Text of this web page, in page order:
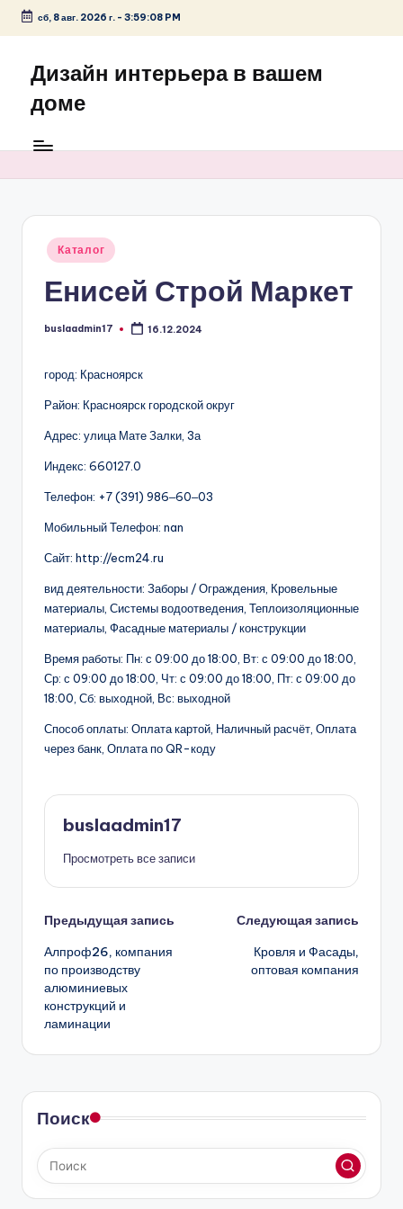
Перейти
содержимому
сб, 8 авг. 2026 г.- 3:59:08 PM
Дизайн интерьера в вашем
доме
Опубликовано
Каталог
Енисей Строй Маркет
Запись
buslaadmin17 16.12.2024
город: Красноярск
Район: Красноярск городской округ
Адрес: улица Мате Залки, 3а
Индекс: 660127.0
Телефон: +7 (391) 986‒60‒03
Мобильный Телефон: nan
Сайт: http://ecm24.ru
вид деятельности: Заборы / Ограждения, Кровельные
материалы, Системы водоотведения, Теплоизоляционные
материалы, Фасадные материалы / конструкции
Время работы: Пн: с 09:00 до 18:00, Вт: с 09:00 до 18:00,
Ср: с 09:00 до 18:00, Чт: с 09:00 до 18:00, Пт: с 09:00 до
18:00, Сб: выходной, Вс: выходной
Способ оплаты: Оплата картой, Наличный расчёт, Оплата
через банк, Оплата по QR-коду
buslaadmin17
Просмотреть все записи
Навигация
записи
Предыдущая запись
Алпроф26, компания
по производству
алюминиевых
конструкций и
ламинации
Следующая запись
Кровля и Фасады,
оптовая компания
Поиск